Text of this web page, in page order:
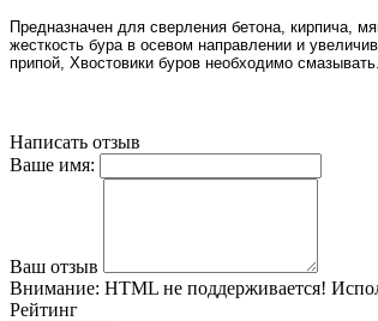
Предназначен для сверления бетона, кирпича,
жесткость бура в осевом направлении и
припой, Хвостовики буров необходимо смазывать.
Написать отзыв
Ваше имя:
Ваш отзыв
Внимание: HTML не поддерживается!
Рейтинг